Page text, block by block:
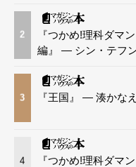
2
『つかめ!理科ダマ
編』 — シン・テフ
3 『王国』 — 湊かな
4
『つかめ!理科ダマ